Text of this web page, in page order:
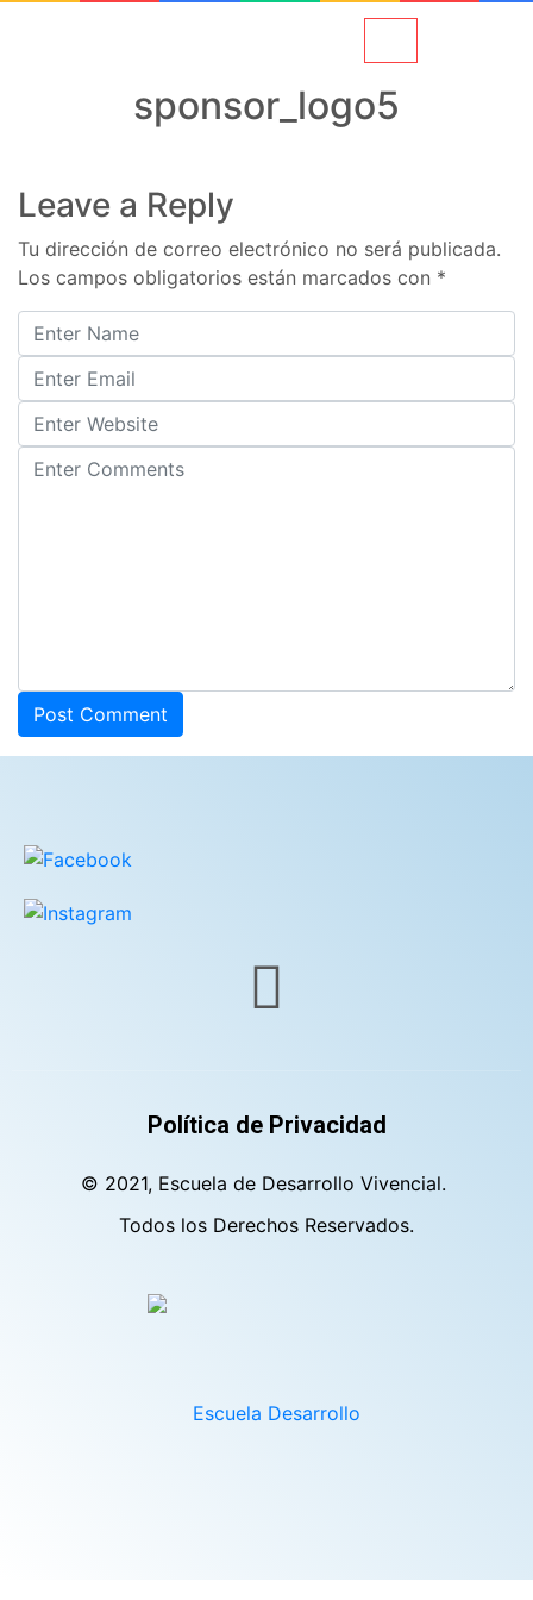
sponsor_logo5
Leave a Reply
Tu dirección de correo electrónico no será publicada.
Los campos obligatorios están marcados con *
Política de Privacidad
© 2021, Escuela de Desarrollo Vivencial.
Todos los Derechos Reservados.